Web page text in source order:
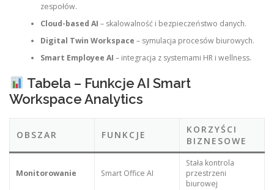
zespołów.
Cloud-based AI – skalowalność i bezpieczeństwo danych.
Digital Twin Workspace – symulacja procesów biurowych.
Smart Employee AI – integracja z systemami HR i wellness.
Tabela – Funkcje AI Smart
Workspace Analytics
OBSZAR FUNKCJE
KORZYŚCI
BIZNESOWE
Monitorowanie Smart Office AI
Stała kontrola
przestrzeni
biurowej